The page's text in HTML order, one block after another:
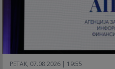
PETAK, 07.08.2026 | 19:55